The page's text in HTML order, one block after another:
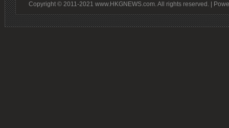
Copyright © 2011-2021 www.HKGNEWS.com. All rights reserved. |